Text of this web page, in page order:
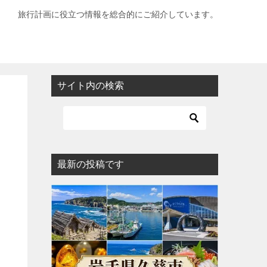
旅行計画に役立つ情報を総合的にご紹介しています。
サイト内の検索
最新の投稿です